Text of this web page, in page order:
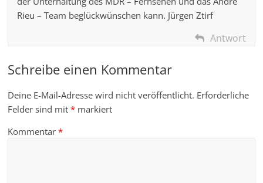
Rieu – Team beglückwünschen kann. Jürgen Ztirf
Antwort
Schreibe einen Kommentar
Deine E-Mail-Adresse wird nicht veröffentlicht. Erforderliche
Felder sind mit* markiert
Kommentar*